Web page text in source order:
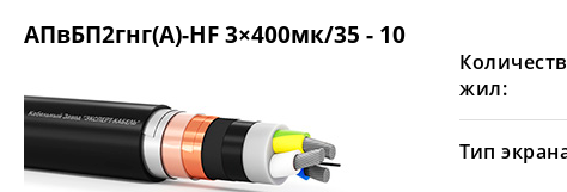
АПвБП2гнг(А)-HF 3×400мк/35 - 10
жил:
Тип